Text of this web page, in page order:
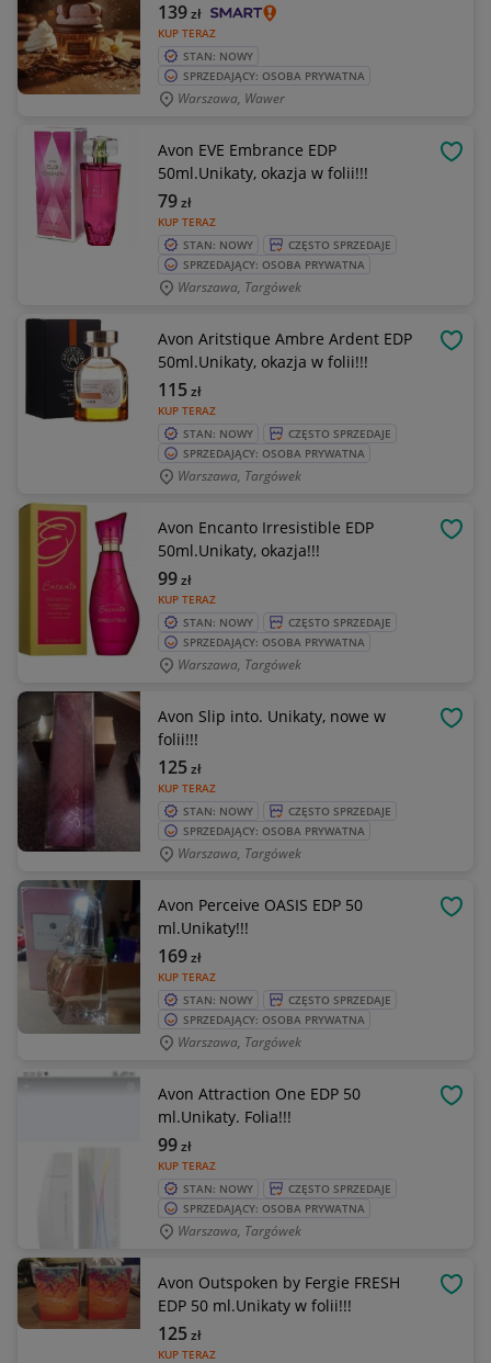
KUP TERAZ
139zł
STAN: NOWY
SPRZEDAJĄCY: OSOBA PRYWATNA
Warszawa, Wawer
Avon EVE Embrance EDP
50ml.Unikaty, okazja w folii!!!
KUP TERAZ
79zł
STAN: NOWY
CZĘSTO SPRZEDAJE
SPRZEDAJĄCY: OSOBA PRYWATNA
Warszawa, Targówek
Avon Aritstique Ambre Ardent EDP
50ml.Unikaty, okazja w folii!!!
KUP TERAZ
115zł
STAN: NOWY
CZĘSTO SPRZEDAJE
SPRZEDAJĄCY: OSOBA PRYWATNA
Warszawa, Targówek
Avon Encanto Irresistible EDP
50ml.Unikaty, okazja!!!
KUP TERAZ
99zł
STAN: NOWY
CZĘSTO SPRZEDAJE
SPRZEDAJĄCY: OSOBA PRYWATNA
Warszawa, Targówek
Avon Slip into. Unikaty, nowe w
folii!!!
KUP TERAZ
125zł
STAN: NOWY
CZĘSTO SPRZEDAJE
SPRZEDAJĄCY: OSOBA PRYWATNA
Warszawa, Targówek
Avon Perceive OASIS EDP 50
ml.Unikaty!!!
KUP TERAZ
169zł
STAN: NOWY
CZĘSTO SPRZEDAJE
SPRZEDAJĄCY: OSOBA PRYWATNA
Warszawa, Targówek
Avon Attraction One EDP 50
ml.Unikaty. Folia!!!
KUP TERAZ
99zł
STAN: NOWY
CZĘSTO SPRZEDAJE
SPRZEDAJĄCY: OSOBA PRYWATNA
Warszawa, Targówek
Avon Outspoken by Fergie FRESH
EDP 50 ml.Unikaty w folii!!!
KUP TERAZ
125zł